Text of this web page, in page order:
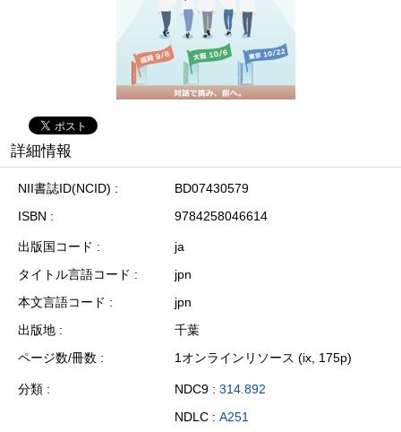
詳細情報
NII書誌ID(NCID)
BD07430579
ISBN
9784258046614
出版国コード
ja
タイトル言語コード
jpn
本文言語コード
jpn
出版地
千葉
ページ数/冊数
1オンラインリソース (ix, 175p)
分類 NDC9 : 314.892
NDLC : A251